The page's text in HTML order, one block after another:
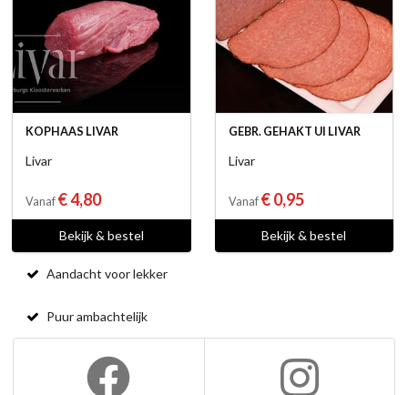
KOPHAAS LIVAR
Livar
Vanaf € 4,80
Bekijk & bestel
GEBR. GEHAKT UI LIVAR
Livar
Vanaf € 0,95
Bekijk & bestel
Aandacht voor lekker
Puur ambachtelijk